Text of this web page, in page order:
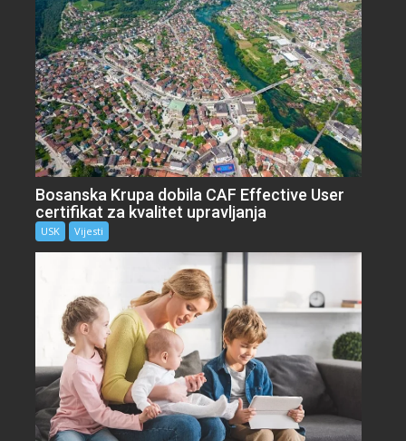
Bosanska Krupa dobila CAF Effective User
certifikat za kvalitet upravljanja
USK Vijesti